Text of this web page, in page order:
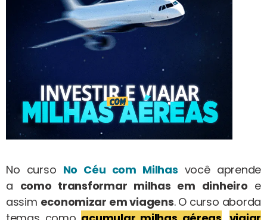
No curso No Céu com Milhas você aprende
a como transformar milhas em dinheiro e
assim economizar em viagens. O curso aborda